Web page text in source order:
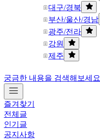
대구/경북
부산/울산/경남
광주/전라
강원
제주
궁금한 내용을 검색해보세요
즐겨찾기
전체글
인기글
공지사항